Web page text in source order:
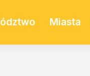
Miasta